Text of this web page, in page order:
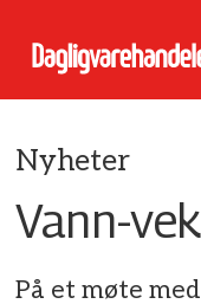
Nyheter
Vann-
På et møte